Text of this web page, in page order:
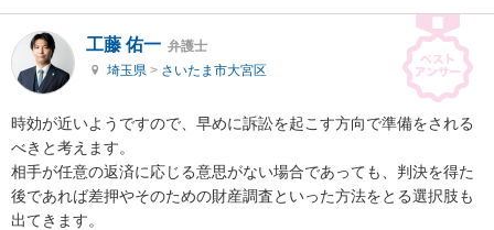
工藤 佑一 弁護士
埼玉県 > さいたま市大宮区
時効が近いようですので、早めに訴訟を起こす方向で準備をされる
べきと考えます。
相手が任意の返済に応じる意思がない場合であっても、判決を得た
後であれば差押やそのための財産調査といった方法をとる選択肢も
出てきます。